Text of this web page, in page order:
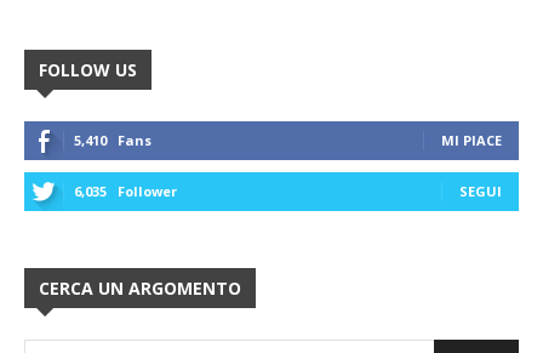
FOLLOW US
5,410 Fans MI PIACE
6,035 Follower SEGUI
CERCA UN ARGOMENTO